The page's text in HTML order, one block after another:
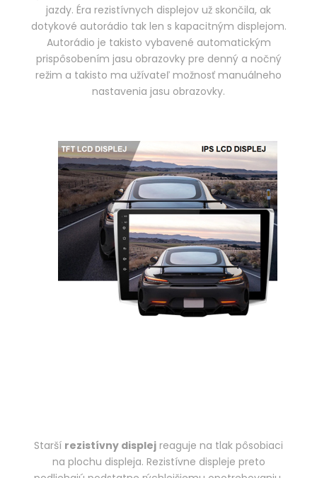
jazdy. Éra rezistívnych displejov už skončila, ak
dotykové autorádio tak len s kapacitným displejom.
Autorádio je takisto vybavené automatickým
prispôsobením jasu obrazovky pre denný a nočný
režim a takisto ma užívateľ možnosť manuálneho
nastavenia jasu obrazovky.
Starší rezistívny displej reaguje na tlak pôsobiaci
na plochu displeja. Rezistívne displeje preto